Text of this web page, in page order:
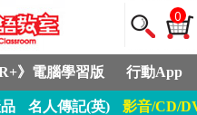
0
》電腦學習版 行動App
名人傳記(英) 影音/CD/